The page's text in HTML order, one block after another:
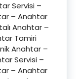
Servisi –
– Anahtar
Anahtar –
Tamiri
Anahtar –
Servisi –
– Anahtar